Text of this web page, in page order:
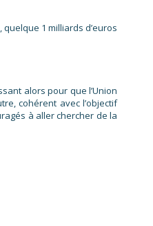
1 milliards d’euros
alors pour que l’Union
cohérent avec l’objectif
à aller chercher de la